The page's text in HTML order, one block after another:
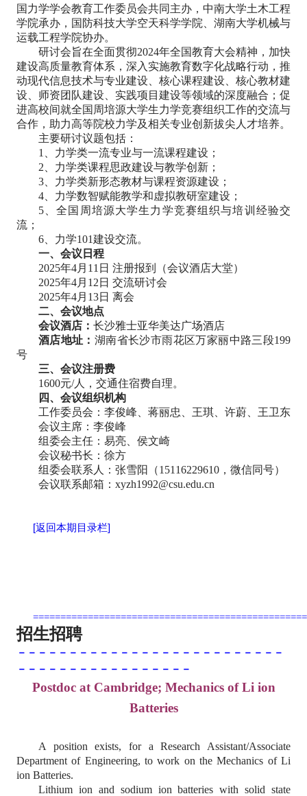
国力学学会教育工作委员会共同主办，中南大学土木工程
学院承办，国防科技大学空天科学学院、湖南大学机械与
运载工程学院协办。
研讨会旨在全面贯彻2024年全国教育大会精神，加快
建设高质量教育体系，深入实施教育数字化战略行动，推
动现代信息技术与专业建设、核心课程建设、核心教材建
设、师资团队建设、实践项目建设等领域的深度融合；促
进高校间就全国周培源大学生力学竞赛组织工作的交流与
合作，助力高等院校力学及相关专业创新拔尖人才培养。
主要研讨议题包括：
1、力学类一流专业与一流课程建设；
2、力学类课程思政建设与教学创新；
3、力学类新形态教材与课程资源建设；
4、力学数智赋能教学和虚拟教研室建设；
5、全国周培源大学生力学竞赛组织与培训经验交
流；
6、力学101建设交流。
一、会议日程
2025年4月11日 注册报到（会议酒店大堂）
2025年4月12日 交流研讨会
2025年4月13日 离会
二、会议地点
会议酒店： 长沙雅士亚华美达广场酒店
酒店地址： 湖南省长沙市雨花区万家丽中路三段199
号
三、会议注册费
1600元/人，交通住宿费自理。
四、会议组织机构
工作委员会：李俊峰、蒋丽忠、王琪、许蔚、王卫东
会议主席：李俊峰
组委会主任：易亮、侯文崎
会议秘书长：徐方
组委会联系人：张雪阳（15116229610，微信同号）
会议联系邮箱：xyzh1992@csu.edu.cn
[返回本期目录栏]
招生招聘
－－－－－－－－－－－－－－－－－－－－－－－－－－
－－－－－－－－－－－－－－－－－
Postdoc at Cambridge; Mechanics of Li ion
Batteries
A position exists, for a Research Assistant/Associate
Department of Engineering, to work on the Mechanics of Li
ion Batteries.
Lithium ion and sodium ion batteries with solid state